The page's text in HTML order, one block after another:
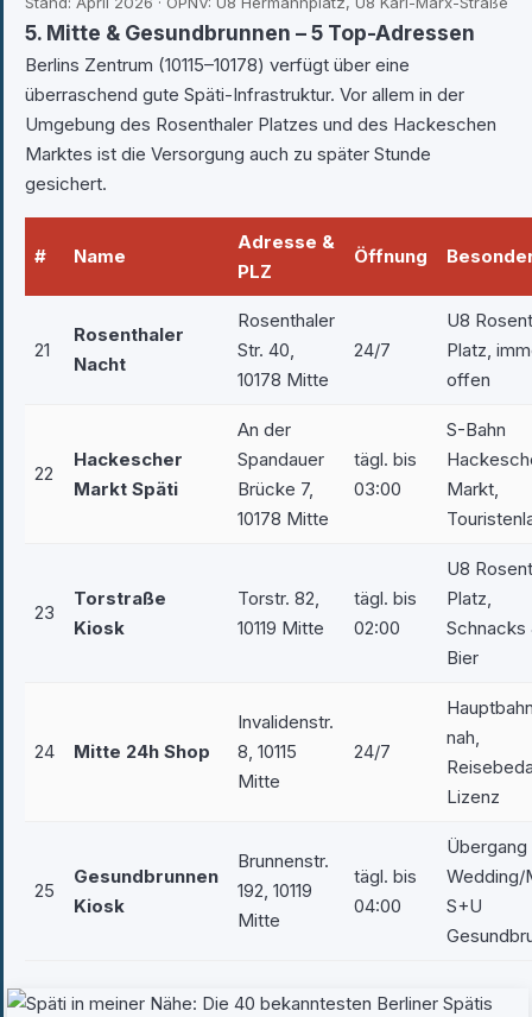
5. Mitte & Gesundbrunnen – 5 Top-Adressen
Berlins Zentrum (10115–10178) verfügt über eine
überraschend gute Späti-Infrastruktur. Vor allem in der
Umgebung des Rosenthaler Platzes und des Hackeschen
Marktes ist die Versorgung auch zu später Stunde
gesichert.
# Name
Adresse &
PLZ
Öffnung
21
Rosenthaler
Nacht
Rosenthaler
Str. 40,
10178 Mitte
24/7
U8
Platz,
offen
22
Hackescher
Markt Späti
An der
Spandauer
Brücke 7,
10178 Mitte
tägl. bis
03:00
S-Bahn
Markt,
23
Torstraße
Kiosk
Torstr. 82,
10119 Mitte
tägl. bis
02:00
U8
Platz,
Schnacks
Bier
24 Mitte 24h Shop
Invalidenstr.
8, 10115
Mitte
24/7
nah,
Lizenz
25
Gesundbrunnen
Kiosk
Brunnenstr.
192, 10119
Mitte
tägl. bis
04:00
Übergang
Wedding/
S+U